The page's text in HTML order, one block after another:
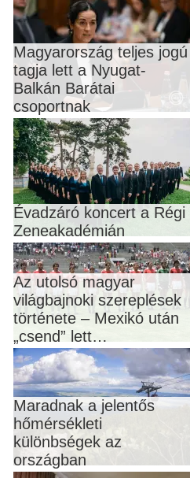
Magyarország teljes jogú
tagja lett a Nyugat-
Balkán Barátai
csoportnak
Évadzáró koncert a Régi
Zeneakadémián
Az utolsó magyar
világbajnoki szereplések
története – Mexikó után
„csend” lett…
Maradnak a jelentős
hőmérsékleti
különbségek az
országban